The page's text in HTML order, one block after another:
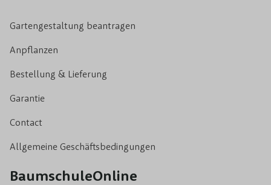
Gartengestaltung beantragen
Anpflanzen
Bestellung & Lieferung
Garantie
Contact
Allgemeine Geschäftsbedingungen
BaumschuleOnline